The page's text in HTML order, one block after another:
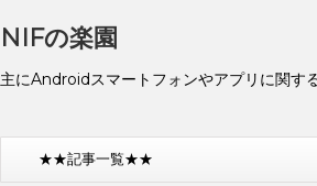
NIFの楽園
主にAndroidスマートフォンやアプリに関す
★★記事一覧★★